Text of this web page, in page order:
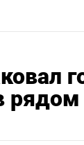
рядом